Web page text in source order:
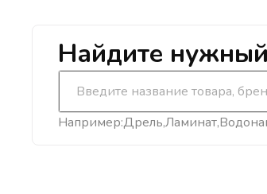
Найдите
Например:ДрельЛаминат